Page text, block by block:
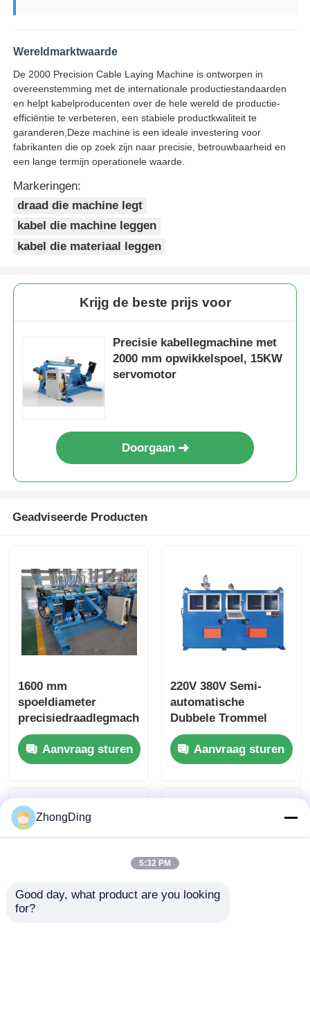
Wereldmarktwaarde
De 2000 Precision Cable Laying Machine is ontworpen in
overeenstemming met de internationale productiestandaarden
en helpt kabelproducenten over de hele wereld de productie-
efficiëntie te verbeteren, een stabiele productkwaliteit te
garanderen,Deze machine is een ideale investering voor
fabrikanten die op zoek zijn naar precisie, betrouwbaarheid en
een lange termijn operationele waarde.
Markeringen:
draad die machine legt
kabel die machine leggen
kabel die materiaal leggen
Krijg de beste prijs voor
Precisie kabellegmachine met
2000 mm opwikkelspoel, 15KW
servomotor
Doorgaan
Geadviseerde Producten
1600 mm
spoeldiameter
precisiedraadlegmachine
met 300 m/min
opwindsnelheid
Aanvraag sturen
220V 380V Semi-
automatische
Dubbele Trommel
Draad Legmachine
Met PLC Besturing
Aanvraag sturen
ZhongDing
5:32 PM
Good day, what product are you looking
for?